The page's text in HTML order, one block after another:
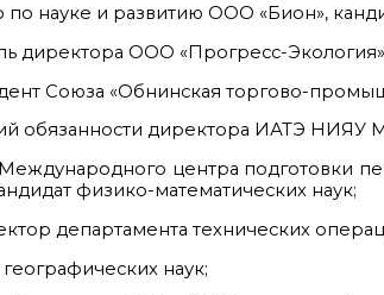
науке и развитию ООО «Бион»,
директора ООО «Прогресс-
Союза «Обнинская торгово-
обязанности директора ИАТЭ
центра подготовки
физико-математических наук;
департамента технических
наук;